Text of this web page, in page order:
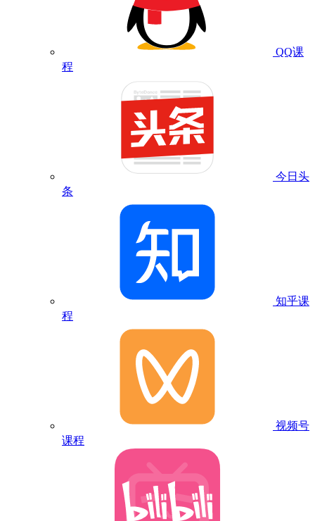
QQ课
程
今日头
条
知乎课
程
视频号
课程